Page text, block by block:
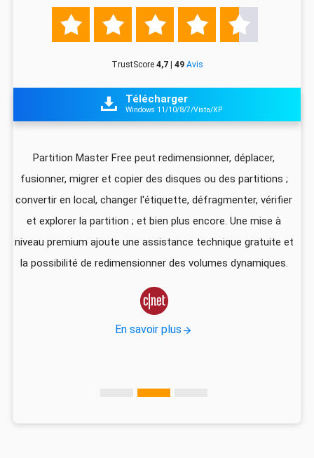
    
TrustScore 4,7 | 49 Avis
 Télécharger
Windows 11/10/8/7/Vista/XP
Partition Master Free peut redimensionner, déplacer,
fusionner, migrer et copier des disques ou des partitions ;
convertir en local, changer l'étiquette, défragmenter, vérifier
et explorer la partition ; et bien plus encore. Une mise à
niveau premium ajoute une assistance technique gratuite et
la possibilité de redimensionner des volumes dynamiques.

En savoir plus